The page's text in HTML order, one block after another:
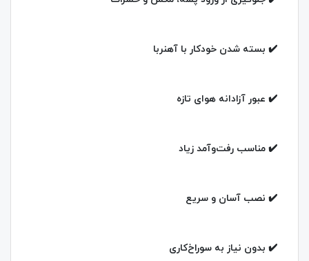
✔️ بسته شدن خودکار با آهنربا
✔️ عبور آزادانه هوای تازه
✔️ مناسب رفت‌وآمد زیاد
✔️ نصب آسان و سریع
✔️ بدون نیاز به سوراخ‌کاری